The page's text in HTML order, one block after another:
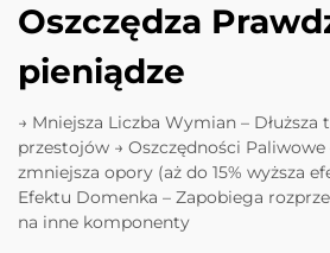
Oszczędza
pieniądze
→ Mniejsza Liczba Wymian – Dłuższa
przestojów → Oszczędności Paliwowe
zmniejsza opory (aż do 15% wyższa
Efektu Domenka – Zapobiega
na inne komponenty